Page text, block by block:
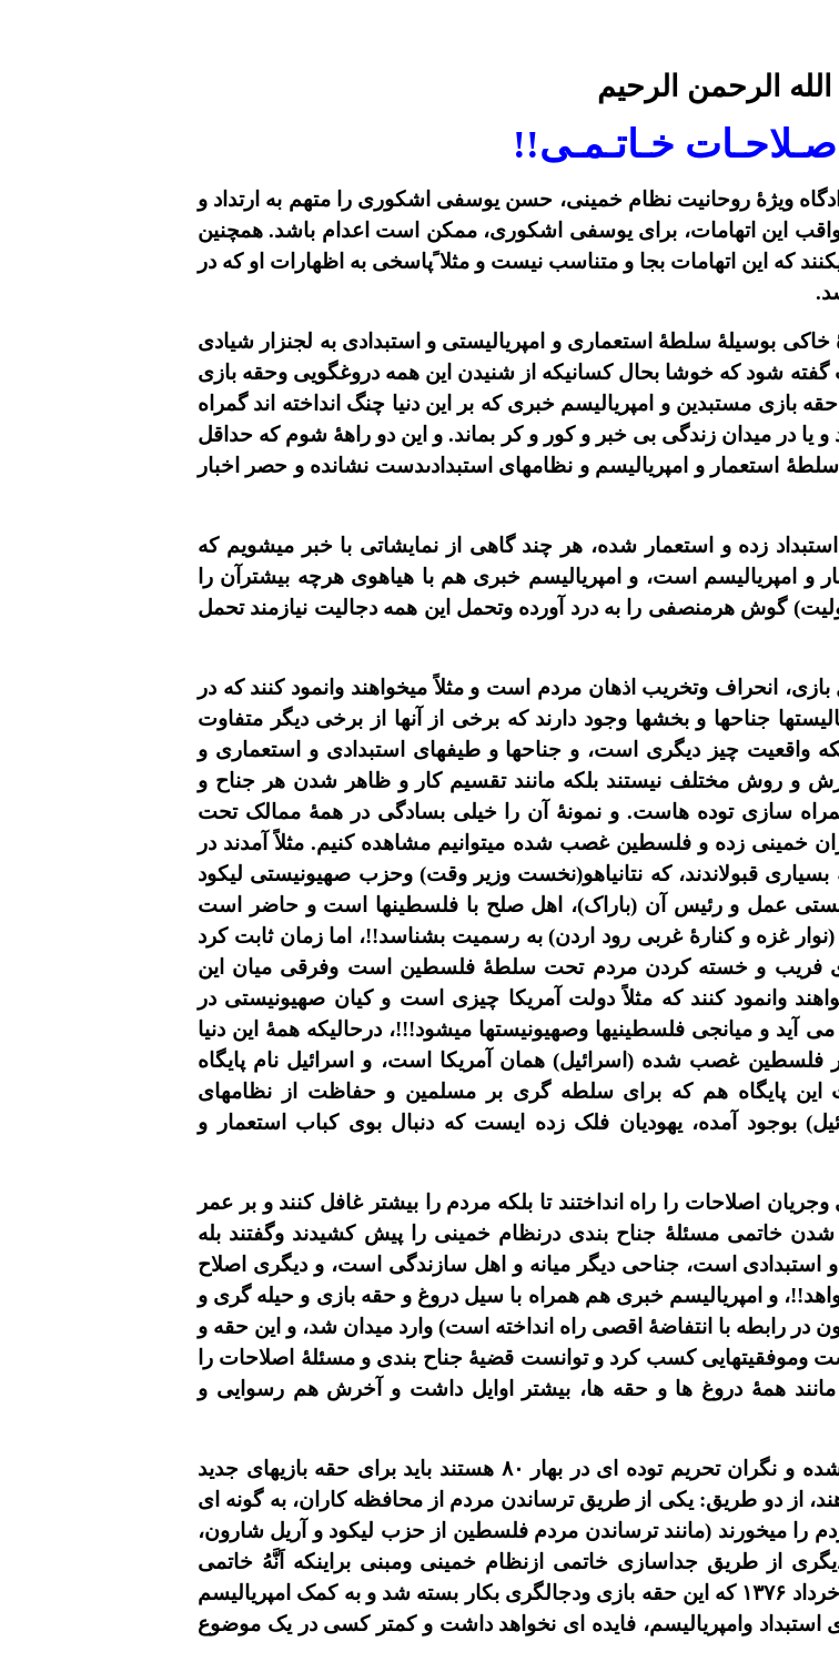
الرحمن الرحيم
خـاتـمـى!!
ويژۀ روحانيت نظام خمينى، حسن يوسفى اشکورى را متهم به ارتداد و
اين اتهامات، براى يوسفى اشکورى، ممکن است اعدام باشد. همچنين
که اين اتهامات بجا و متناسب نيست و مثلا ًپاسخى به اظهارات او که در
بوسيلۀ سلطۀ استعمارى و امپرياليستى و استبدادى به لجنزار شيادى
شود که خوشا بحال کسانيکه از شنيدن اين همه دروغگويى وحقه بازى
بازى مستبدين و امپرياليسم خبرى که بر اين دنيا چنگ انداخته اند گمراه
در ميدان زندگى بى خبر و کور و کر بماند. و اين دو راهۀ شوم که حداقل
استعمار و امپرياليسم و نظامهاى استبدادىدست نشانده و حصر اخبار
زده و استعمار شده، هر چند گاهى از نمايشاتى با خبر ميشويم که
و امپرياليسم است، و امپرياليسم خبرى هم با هياهوى هرچه بيشترآن را
گوش هرمنصفى را به درد آورده وتحمل اين همه دجاليت نيازمند تحمل
انحراف وتخريب اذهان مردم است و مثلاً ميخواهند وانمود کنند که در
جناحها و بخشها وجود دارند که برخى از آنها از برخى ديگر متفاوت
واقعيت چيز ديگرى است، و جناحها و طيفهاى استبدادى و استعمارى و
و روش مختلف نيستند بلکه مانند تقسيم کار و ظاهر شدن هر جناح و
سازى توده هاست. و نمونۀ آن را خيلى بسادگى در همۀ ممالک تحت
خمينى زده و فلسطين غصب شده ميتوانيم مشاهده کنيم. مثلاً آمدند در
قبولاندند، که نتانياهو(نخست وزير وقت) وحزب صهيونيستى ليکود
عمل و رئيس آن (باراک)، اهل صلح با فلسطينها است و حاضر است
غزه و کنارۀ غربى رود اردن) به رسميت بشناسد!!، اما زمان ثابت کرد
براى فريب و خسته کردن مردم تحت سلطۀ فلسطين است وفرقى ميان اين
وانمود کنند که مثلاً دولت آمريکا چيزى است و کيان صهيونيستى در
و ميانجى فلسطينيها وصهيونيستها ميشود!!!، درحاليکه همۀ اين دنيا
فلسطين غصب شده (اسرائيل) همان آمريکا است، و اسرائيل نام پايگاه
پايگاه هم که براى سلطه گرى بر مسلمين و حفاظت از نظامهاى
بوجود آمده، يهوديان فلک زده ايست که دنبال بوى کباب استعمار و
اصلاحات را راه انداختند تا بلکه مردم را بيشتر غافل کنند و بر عمر
شدن خاتمى مسئلۀ جناح بندى درنظام خمينى را پيش کشيدند وگفتند بله
است، جناحى ديگر ميانه و اهل سازندگى است، و ديگرى اصلاح
و امپرياليسم خبرى هم همراه با سيل دروغ و حقه بازى و حيله گرى و
در رابطه با انتفاضۀ اقصى راه انداخته است) وارد ميدان شد، و اين حقه و
وموفقيتهايى کسب کرد و توانست قضيۀ جناح بندى و مسئلۀ اصلاحات را
همۀ دروغ ها و حقه ها، بيشتر اوايل داشت و آخرش هم رسوايى و
الآن که نظام استبدادى و جناب خاتمى مُشتشان رو شده و نگران تحريم توده اى در بهار ٨٠ هستند بايد براى حقه بازيهاى جديد
از دو طريق: يکى از طريق ترساندن مردم از محافظه کاران، به گونه اى
را ميخورند (مانند ترساندن مردم فلسطين از حزب ليکود و آريل شارون،
از طريق جداسازى خاتمى ازنظام خمينى ومبنى براينکه اَنَّهُ خاتمى
۱۳۷۶ که اين حقه بازى ودجالگرى بکار بسته شد و به کمک امپرياليسم
استبداد وامپرياليسم، فايده اى نخواهد داشت و کمتر کسى در يک موضوع